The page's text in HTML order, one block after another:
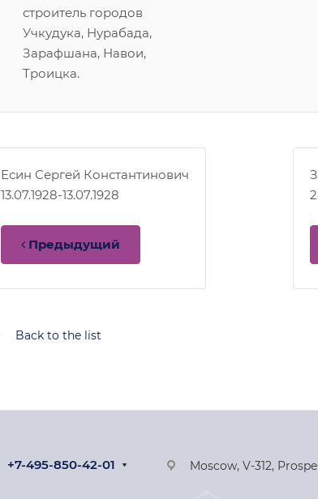
строитель городов
Учкудука, Нурабада,
Зарафшана, Навои,
Троицка.
Есин Сергей Константинович
13.07.1928-13.07.1928
Предыдущий
Back to the list
+7-495-850-42-01 Moscow, V-312,